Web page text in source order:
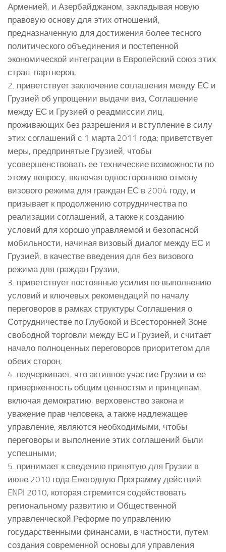
Арменией, и Азербайджаном, закладывая новую
правовую основу для этих отношений,
предназначенную для достижения более тесного
политического объединения и постепенной
экономической интеграции в Европейский союз этих
стран-партнеров;
2. приветствует заключение соглашения между ЕС и
Грузией об упрощении выдачи виз, Соглашение
между ЕС и Грузией о реадмиссии лиц,
проживающих без разрешения и вступление в силу
этих соглашений с 1 марта 2011 года; приветствует
меры, предпринятые Грузией, чтобы
усовершенствовать ее технические возможности по
этому вопросу, включая одностороннюю отмену
визового режима для граждан ЕС в 2004 году, и
призывает к продолжению сотрудничества по
реализации соглашений, а также к созданию
условий для хорошо управляемой и безопасной
мобильности, начиная визовый диалог между ЕС и
Грузией, в качестве введения для без визового
режима для граждан Грузии;
3. приветствует постоянные усилия по выполнению
условий и ключевых рекомендаций по началу
переговоров в рамках структуры Соглашения о
Сотрудничестве по Глубокой и Всесторонней Зоне
свободной торговли между ЕС и Грузией, и считает
начало полноценных переговоров приоритетом для
обеих сторон;
4. подчеркивает, что активное участие Грузии и ее
приверженность общим ценностям и принципам,
включая демократию, верховенство закона и
уважение прав человека, а также надлежащее
управление, являются необходимыми, чтобы
переговоры и выполнение этих соглашений были
успешными;
5. принимает к сведению принятую для Грузии в
июне 2010 года Ежегодную Программу действий
ENPI 2010, которая стремится содействовать
региональному развитию и Общественной
управленческой Реформе по управлению
государственными финансами, в частности, путем
создания современной основы для управления